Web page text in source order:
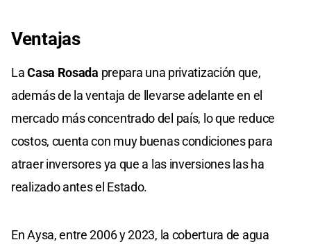
Ventajas
LaCasa Rosada prepara una privatización que,
además de la ventaja de llevarse adelante en el
mercado más concentrado del país, lo que reduce
costos, cuenta con muy buenas condiciones para
atraer inversores ya que a las inversiones las ha
realizado antes el Estado.
En Aysa, entre 2006 y 2023, la cobertura de agua